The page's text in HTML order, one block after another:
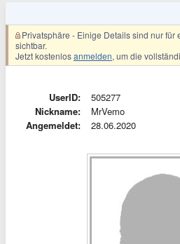
Privatsphäre - Einige Details sind nur für
sichtbar.
Jetzt kostenlosanmelden, um die
UserID:
505277
Nickname:
MrVemo
Angemeldet:
28.06.2020